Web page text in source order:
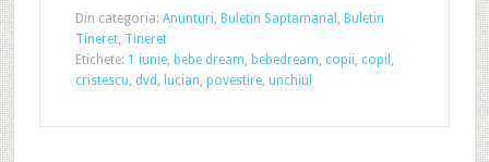
Din categoria: Anunturi, Buletin Saptamanal , Buletin
Tineret, Tineret
Etichete: 1 iunie, bebe dream, bebedream, copii, copil ,
cristescu, dvd , lucian, povestire, unchiul